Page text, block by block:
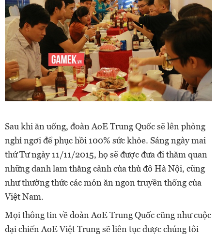
Sau khi ăn uống, đoàn AoE Trung Quốc sẽ lên phòng
nghỉ ngơi để phục hồi 100% sức khỏe. Sáng ngày mai
thứ Tư ngày 11/11/2015, họ sẽ được đưa đi thăm quan
những danh lam thắng cảnh của thủ đô Hà Nội, cũng
như thưởng thức các món ăn ngon truyền thống của
Việt Nam.
Mọi thông tin về đoàn AoE Trung Quốc cũng như cuộc
đại chiến AoE Việt Trung sẽ liên tục được chúng tôi